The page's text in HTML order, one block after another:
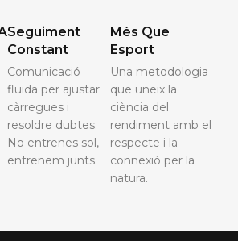
Seguiment
Constant
Comunicació
fluida per ajustar
càrregues i
resoldre dubtes.
No entrenes sol,
entrenem junts.
Més Que
Esport
Una metodologia
que uneix la
ciència del
rendiment amb el
respecte i la
connexió per la
natura.